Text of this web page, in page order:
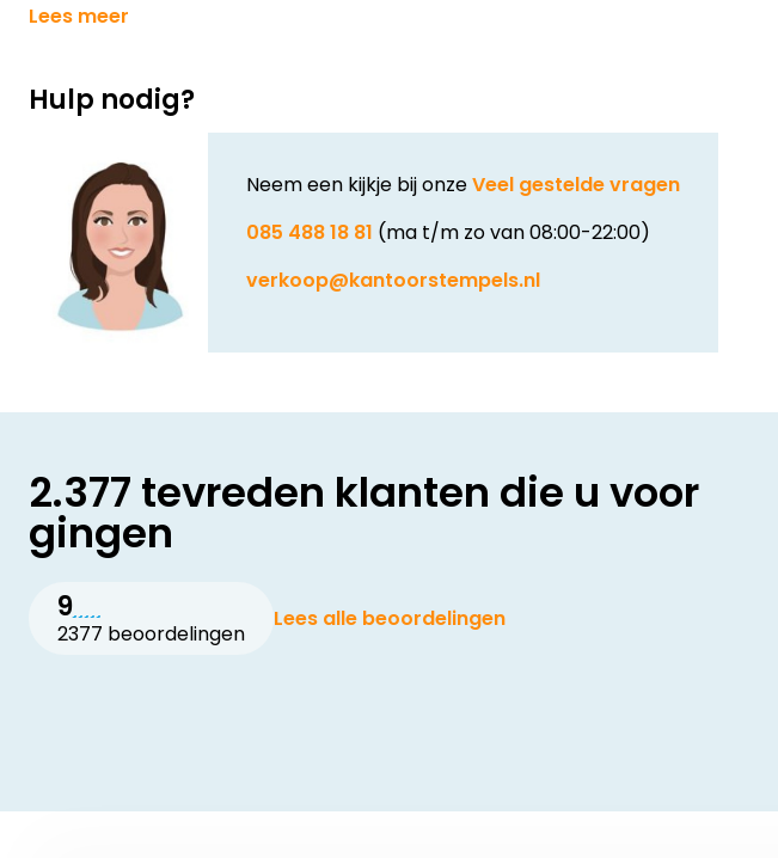
Lees meer
Hulp nodig?
Neem een kijkje bij onzeVeel gestelde vragen
085 488 18 81 (ma t/m zo van 08:00-22:00)
verkoop@kantoorstempels.nl
2.377 tevreden klanten die u voor
gingen
9
2377 beoordelingen
Lees alle beoordelingen